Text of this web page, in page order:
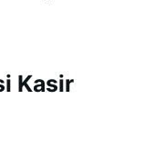
Kasir